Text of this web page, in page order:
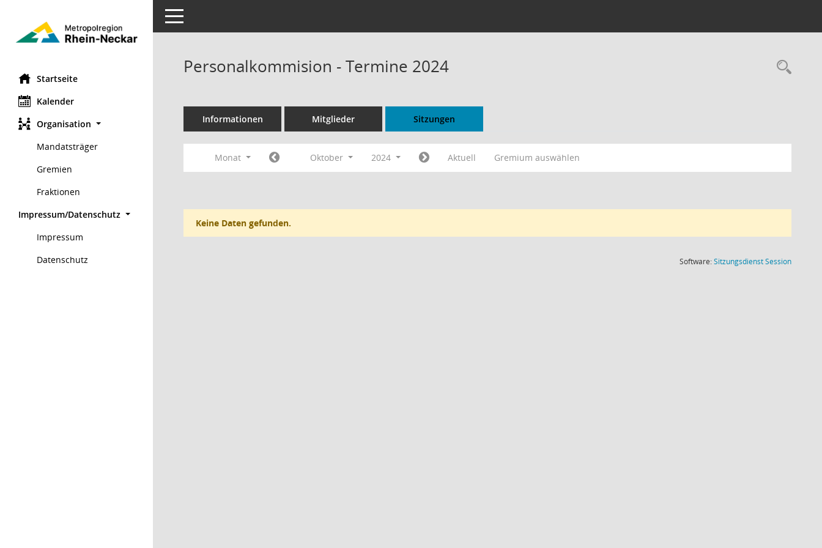
Startseite
Kalender
Organisation
Mandatsträger
Gremien
Fraktionen
Impressum/Datenschutz
Impressum
Datenschutz
Toggle navigation
Personalkommision - Termine 2024
Informationen Mitglieder Sitzungen
Monat Oktober 2024 Aktuell Gremium auswählen
Keine Daten gefunden.
Software:SitzungsdienstSession(Wird in